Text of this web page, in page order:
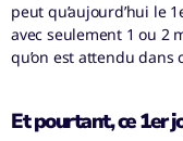
peut qu’aujourd’hui le 1
avec seulement 1 ou 2
qu’on est attendu dans
Et pourtant, ce 1er